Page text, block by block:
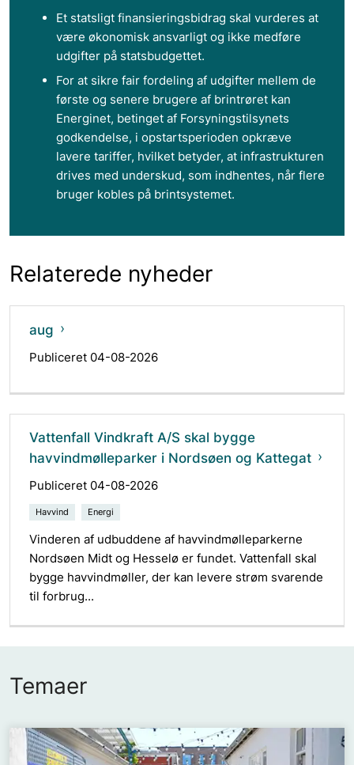
Et statsligt finansieringsbidrag skal vurderes at
være økonomisk ansvarligt og ikke medføre
udgifter på statsbudgettet.
For at sikre fair fordeling af udgifter mellem de
første og senere brugere af brintrøret kan
Energinet, betinget af Forsyningstilsynets
godkendelse, i opstartsperioden opkræve
lavere tariffer, hvilket betyder, at infrastrukturen
drives med underskud, som indhentes, når flere
bruger kobles på brintsystemet.
Relaterede nyheder
aug
Publiceret 04-08-2026
Vattenfall Vindkraft A/S skal bygge
havvindmølleparker i Nordsøen og Kattegat
Publiceret 04-08-2026
Havvind Energi
Vinderen af udbuddene af havvindmølleparkerne
Nordsøen Midt og Hesselø er fundet. Vattenfall skal
bygge havvindmøller, der kan levere strøm svarende
til forbrug...
Temaer